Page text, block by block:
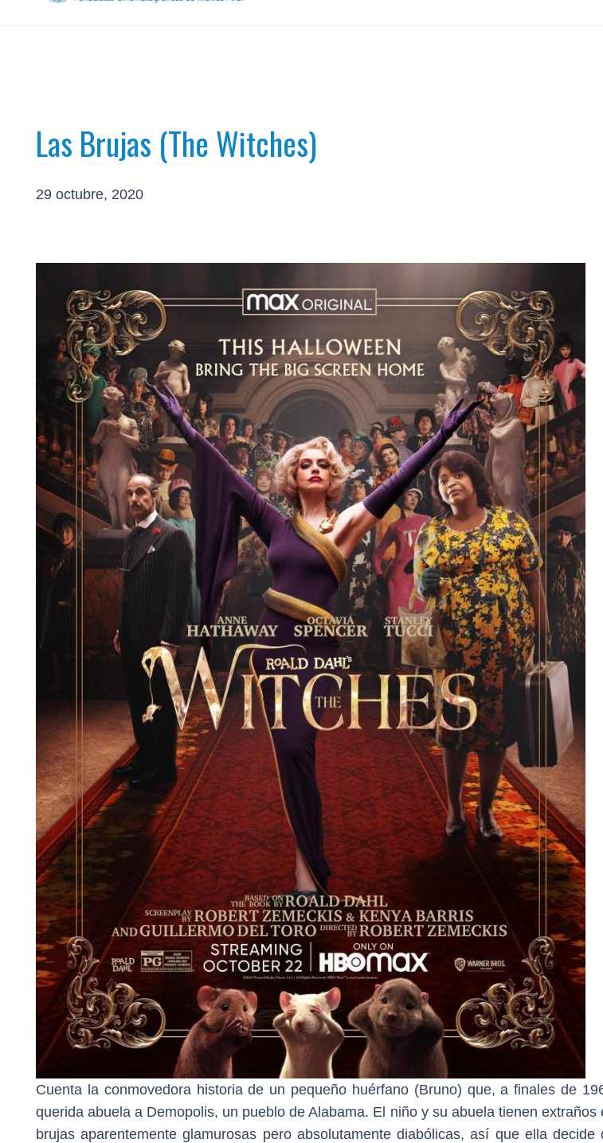
Las Brujas (The Witches)
29 octubre, 2020
Cuenta la conmovedora historia de un pequeño huérfano (Bruno) que, a finales de
querida abuela a Demopolis, un pueblo de Alabama. El niño y su abuela tienen extraños
brujas aparentemente glamurosas pero absolutamente diabólicas, así que ella